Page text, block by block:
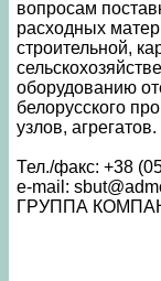
вопросам
расходных
строительной,
оборудованию
белорусского
узлов, агрегатов.
Тел./факс: +38
e-mail:
ГРУППА